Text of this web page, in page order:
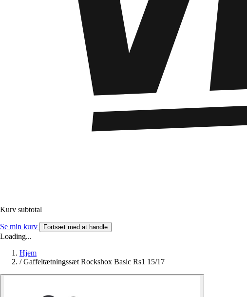
Kurv subtotal
Se min kurv Fortsæt med at handle
Loading...
Hjem
/ Gaffeltætningssæt Rockshox Basic Rs1 15/17